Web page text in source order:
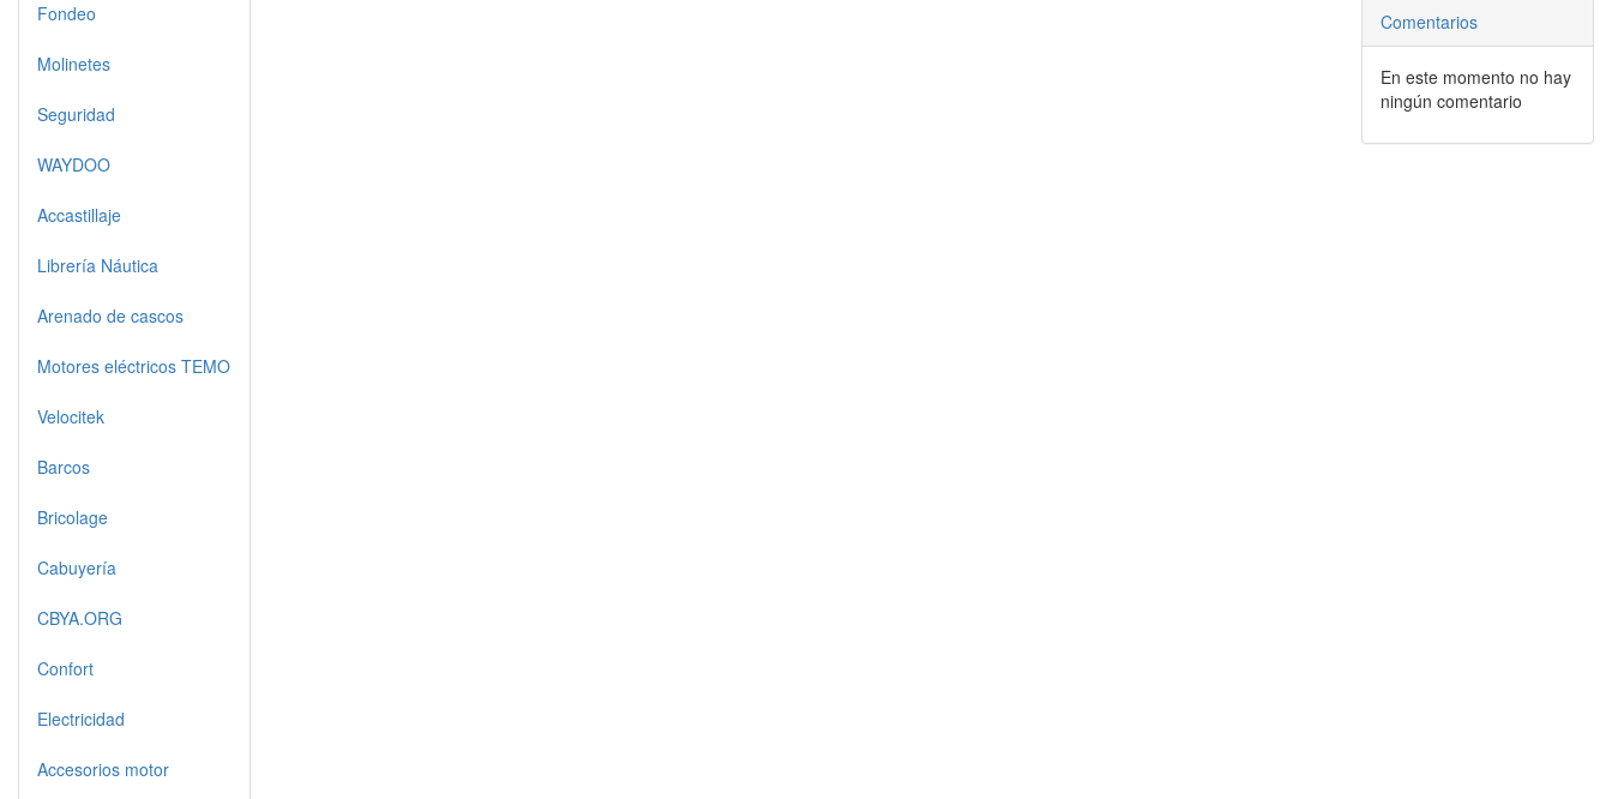
Fondeo
Molinetes
Seguridad
WAYDOO
Accastillaje
Librería Náutica
Arenado de cascos
Motores eléctricos TEMO
Velocitek
Barcos
Bricolage
Cabuyería
CBYA.ORG
Confort
Electricidad
Accesorios motor
Comentarios
En este momento no hay
ningún comentario